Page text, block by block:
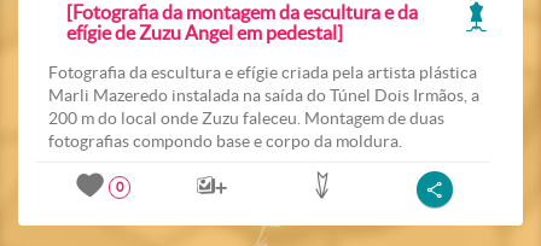
[Fotografia da montagem da escultura e da
efígie de Zuzu Angel em pedestal]
Fotografia da escultura e efígie criada pela artista plástica
Marli Mazeredo instalada na saída do Túnel Dois Irmãos, a
200 m do local onde Zuzu faleceu. Montagem de duas
fotografias compondo base e corpo da moldura.
0